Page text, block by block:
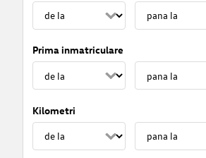
Prima inmatriculare
Kilometri